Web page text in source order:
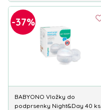
-37%
BABYONO Vložky do
podprsenky Night&Day 40 ks